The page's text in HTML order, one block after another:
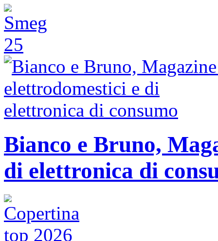
Bianco e Bruno,
di elettronica di